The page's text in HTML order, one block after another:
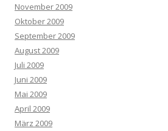
November 2009
Oktober 2009
September 2009
August 2009
Juli 2009
Juni 2009
Mai 2009
April 2009
März 2009